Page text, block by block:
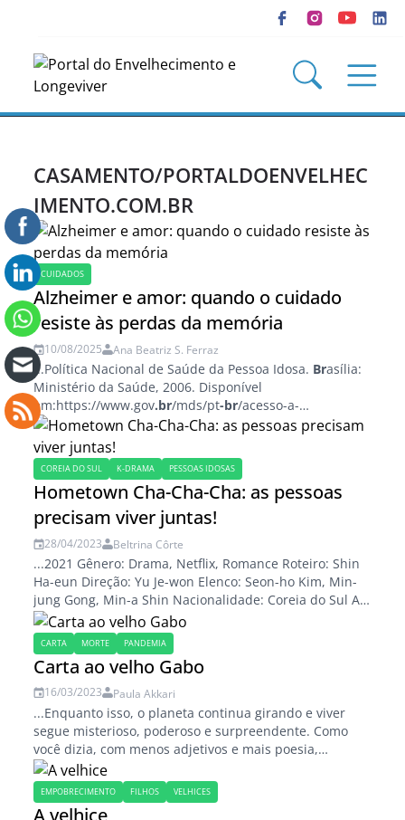
CASAMENTO/PORTALDOENVELHEC
IMENTO.COM.BR
CUIDADOS
Alzheimer e amor: quando o cuidado
resiste às perdas da memória
10/08/2025 Ana Beatriz S. Ferraz
...Política Nacional de Saúde da Pessoa Idosa. Brasília:
Ministério da Saúde, 2006. Disponível
em:https://www.gov.br/mds/pt-br/acesso-a-
informacao/legislacao/antigos/portaria-ms-no-2-528-
de-19-de-outubro-de-2006. Acesso em: 30 jul. 2025.
ORGANIZAÇÃO MUNDIAL DA SAÚDE. Dementia.
Geneva: WHO, 2023. Disponível em:
https://www.who.int/health-topics/dementia....
COREIA DO SUL K-DRAMA PESSOAS IDOSAS
Hometown Cha-Cha-Cha: as pessoas
precisam viver juntas!
28/04/2023 Beltrina Côrte
...2021 Gênero: Drama, Netflix, Romance Roteiro: Shin
Ha-eun Direção: Yu Je-won Elenco: Seon-ho Kim, Min-
jung Gong, Min-a Shin Nacionalidade: Coreia do Sul A
série Hometown Cha-Cha-Cha está na Netflix
https://edicoes.portaldoenvelhecimento
courses/narrativas-cremilda/...
CARTA MORTE PANDEMIA
Carta ao velho Gabo
16/03/2023 Paula Akkari
...Enquanto isso, o planeta continua girando e viver
segue misterioso, poderoso e surpreendente. Como
você dizia, com menos adjetivos e mais poesia,
ninguém ensina nada para a vida. Rodrigo
https://edicoes.portaldoenvelhecimento
courses/curso-ead-projetos-sociais-elaboracao-e-
EMPOBRECIMENTO FILHOS VELHICES